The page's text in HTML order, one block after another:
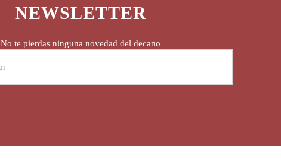
NEWSLETTER
No te pierdas ninguna novedad del decano